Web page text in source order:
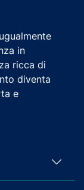
in
ricca di
diventa
e